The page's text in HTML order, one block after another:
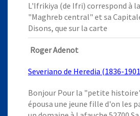
L'Ifrikiya (de Ifri) correspond à
"Maghreb central" et sa
Disons, que sur la carte
Roger Adenot
Severiano de Heredia (1836-
Bonjour Pour la "petite
épousa une jeune fille d'on les